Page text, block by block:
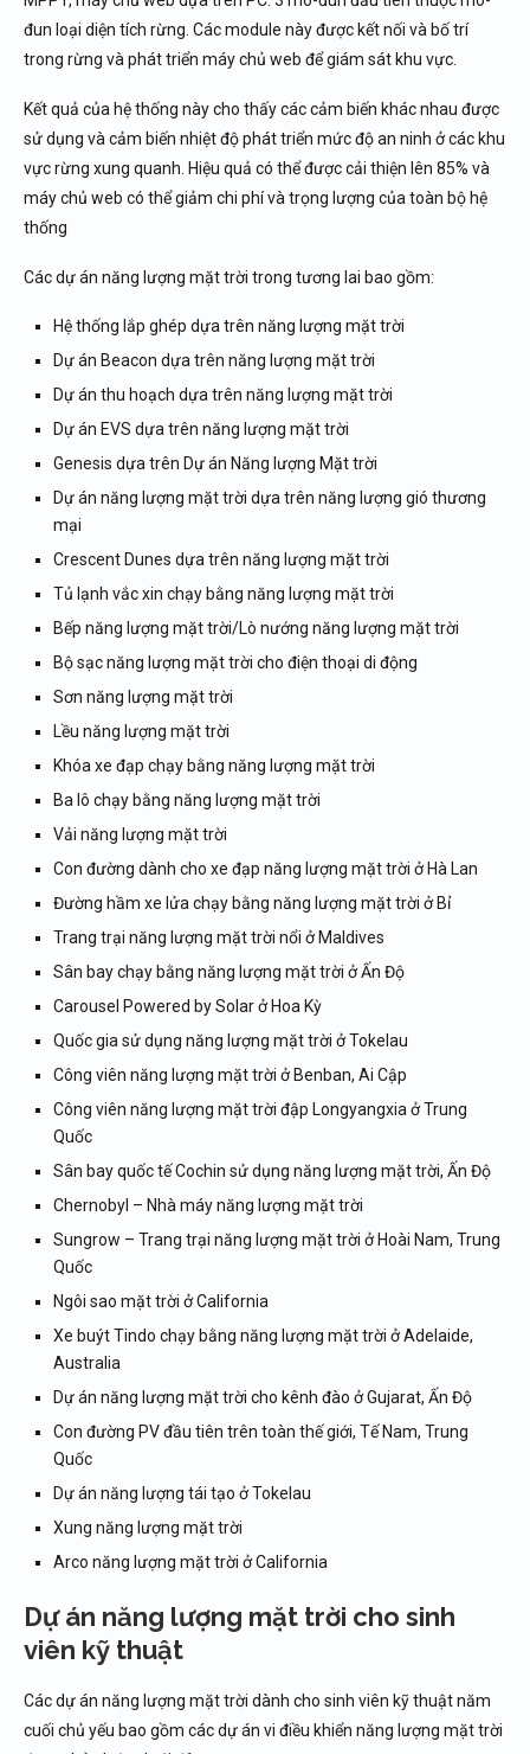
đun loại diện tích rừng. Các module này được kết nối và bố trí
trong rừng và phát triển máy chủ web để giám sát khu vực.
Kết quả của hệ thống này cho thấy các cảm biến khác nhau được
sử dụng và cảm biến nhiệt độ phát triển mức độ an ninh ở các khu
vực rừng xung quanh. Hiệu quả có thể được cải thiện lên 85% và
máy chủ web có thể giảm chi phí và trọng lượng của toàn bộ hệ
thống
Các dự án năng lượng mặt trời trong tương lai bao gồm:
Hệ thống lắp ghép dựa trên năng lượng mặt trời
Dự án Beacon dựa trên năng lượng mặt trời
Dự án thu hoạch dựa trên năng lượng mặt trời
Dự án EVS dựa trên năng lượng mặt trời
Genesis dựa trên Dự án Năng lượng Mặt trời
Dự án năng lượng mặt trời dựa trên năng lượng gió thương
mại
Crescent Dunes dựa trên năng lượng mặt trời
Tủ lạnh vắc xin chạy bằng năng lượng mặt trời
Bếp năng lượng mặt trời/Lò nướng năng lượng mặt trời
Bộ sạc năng lượng mặt trời cho điện thoại di động
Sơn năng lượng mặt trời
Lều năng lượng mặt trời
Khóa xe đạp chạy bằng năng lượng mặt trời
Ba lô chạy bằng năng lượng mặt trời
Vải năng lượng mặt trời
Con đường dành cho xe đạp năng lượng mặt trời ở Hà Lan
Đường hầm xe lửa chạy bằng năng lượng mặt trời ở Bỉ
Trang trại năng lượng mặt trời nổi ở Maldives
Sân bay chạy bằng năng lượng mặt trời ở Ấn Độ
Carousel Powered by Solar ở Hoa Kỳ
Quốc gia sử dụng năng lượng mặt trời ở Tokelau
Công viên năng lượng mặt trời ở Benban, Ai Cập
Công viên năng lượng mặt trời đập Longyangxia ở Trung
Quốc
Sân bay quốc tế Cochin sử dụng năng lượng mặt trời, Ấn Độ
Chernobyl – Nhà máy năng lượng mặt trời
Sungrow – Trang trại năng lượng mặt trời ở Hoài Nam, Trung
Quốc
Ngôi sao mặt trời ở California
Xe buýt Tindo chạy bằng năng lượng mặt trời ở Adelaide,
Australia
Dự án năng lượng mặt trời cho kênh đào ở Gujarat, Ấn Độ
Con đường PV đầu tiên trên toàn thế giới, Tế Nam, Trung
Quốc
Dự án năng lượng tái tạo ở Tokelau
Xung năng lượng mặt trời
Arco năng lượng mặt trời ở California
Dự án năng lượng mặt trời cho sinh
viên kỹ thuật
Các dự án năng lượng mặt trời dành cho sinh viên kỹ thuật năm
cuối chủ yếu bao gồm các dự án vi điều khiển năng lượng mặt trời